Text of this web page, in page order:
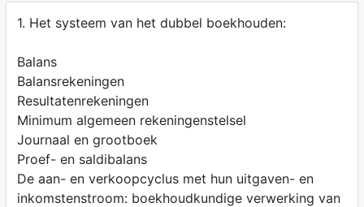
1. Het systeem van het dubbel boekhouden:
Balans
Balansrekeningen
Resultatenrekeningen
Minimum algemeen rekeningenstelsel
Journaal en grootboek
Proef- en saldibalans
De aan- en verkoopcyclus met hun uitgaven- en
inkomstenstroom: boekhoudkundige verwerking van